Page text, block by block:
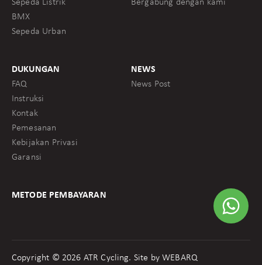
Sepeda Listrik
BMX
Sepeda Urban
Bergabung dengan kami
DUKUNGAN
FAQ
Instruksi
Kontak
Pemesanan
Kebijakan Privasi
Garansi
NEWS
News Post
METODE PEMBAYARAN
Copyright © 2026 ATR Cycling. Site byWEBARQ